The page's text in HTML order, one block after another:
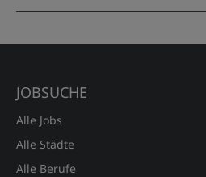
JOBSUCHE
Alle Jobs
Alle Städte
Alle Berufe